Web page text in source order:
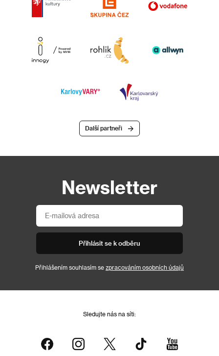
Další partneři
Newsletter
Přihlásit se k odběru
Přihlášením souhlasím se zpracováním osobních údajů
Sledujte nás na síti: